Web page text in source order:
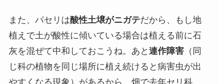
また、パセリは酸性土壌がニガテだから、もし地
植えで土が酸性に傾いている場合は植える前に石
灰を混ぜて中和しておこうね。あと 連作障害（同
じ科の植物を同じ場所に植え続けると病害虫が出
やすくなる現象）があるから、畑で去年セリ科